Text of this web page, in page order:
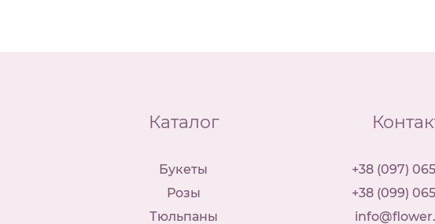
Каталог
Букеты
Розы
Тюльпаны
+38 (097)
+38 (099)